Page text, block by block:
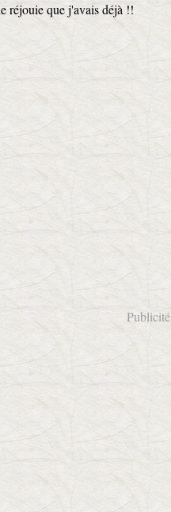
réjouie que j'avais déjà !!
Publicité